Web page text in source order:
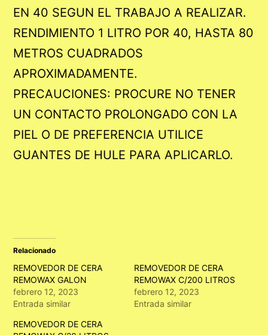
EN 40 SEGUN EL TRABAJO A REALIZAR.
RENDIMIENTO 1 LITRO POR 40, HASTA 80
METROS CUADRADOS
APROXIMADAMENTE.
PRECAUCIONES: PROCURE NO TENER
UN CONTACTO PROLONGADO CON LA
PIEL O DE PREFERENCIA UTILICE
GUANTES DE HULE PARA APLICARLO.
Relacionado
REMOVEDOR DE CERA
REMOWAX GALON
febrero 12, 2023
Entrada similar
REMOVEDOR DE CERA
REMOWAX C/200 LITROS
febrero 12, 2023
Entrada similar
REMOVEDOR DE CERA